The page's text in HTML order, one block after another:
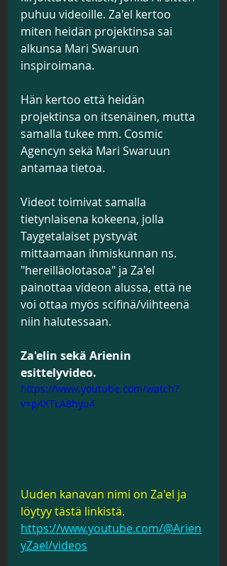
puhuu videoille. Za'el kertoo
miten heidän projektinsa sai
alkunsa Mari Swaruun
inspiroimana.
Hän kertoo että heidän
projektinsa on itsenäinen, mutta
samalla tukee mm. Cosmic
Agencyn sekä Mari Swaruun
antamaa tietoa.
Videot toimivat samalla
tietynlaisena kokeena, jolla
Taygetalaiset pystyvät
mittaamaan ihmiskunnan ns.
"hereilläolotasoa" ja Za'el
painottaa videon alussa, että ne
voi ottaa myös scifinä/viihteenä
niin halutessaan.
Za'elin sekä Arienin
esittelyvideo.
https://www.youtube.com/watch?
v=p4XTLA8hyu4
Uuden kanavan nimi on Za'el ja
löytyy tästä linkistä.
https://www.youtube.com/@Arien
yZael/videos